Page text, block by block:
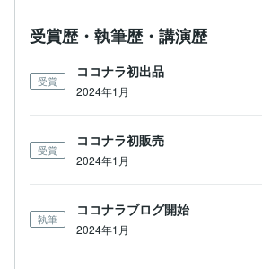
受賞歴・執筆歴・講演歴
受賞
ココナラ初出品
2024年1月
受賞
ココナラ初販売
2024年1月
執筆
ココナラブログ開始
2024年1月